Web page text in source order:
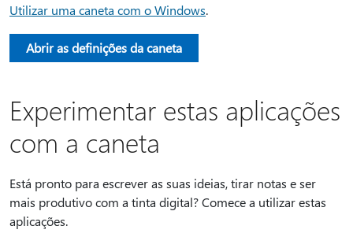
Utilizar uma caneta com o Windows.
Abrir as definições da caneta
Experimentar estas aplicações
com a caneta
Está pronto para escrever as suas ideias, tirar notas e ser
mais produtivo com a tinta digital? Comece a utilizar estas
aplicações.